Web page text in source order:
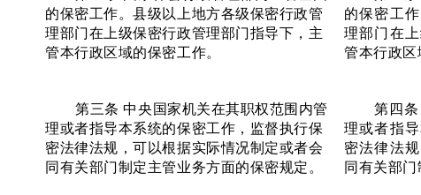
的保密工作。县级以上地方各级保密行政管
理部门在上级保密行政管理部门指导下，主
管本行政区域的保密工作。
的保密工
理部门在
管本行政区
第三条中央国家机关在其职权范围内管
理或者指导本系统的保密工作，监督执行保
密法律法规，可以根据实际情况制定或者会
同有关部门制定主管业务方面的保密规定。
第四条
理或者指
密法律法
同有关部门